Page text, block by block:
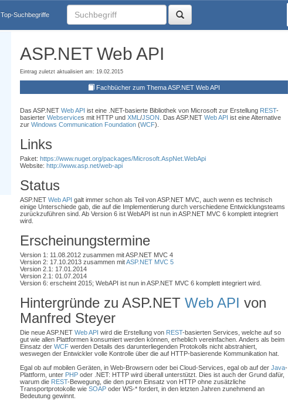
Top-Suchbegriffe
ASP.NET Web API
Eintrag zuletzt aktualisiert am: 19.02.2015
Fachbücher zum Thema ASP.NET Web API
Das ASP.NET Web API ist eine .NET-basierte Bibliothek von Microsoft zur Erstellung REST-
basierter Webservices mit HTTP und XML /JSON . Das ASP.NET Web API ist eine Alternative
zur Windows Communication Foundation(WCF).
Links
Paket: https://www.nuget.org/packages/Microsoft.AspNet.WebApi
Website: http://www.asp.net/web-api
Status
ASP.NET Web API galt immer schon als Teil von ASP.NET MVC, auch wenn es technisch
einige Unterschiede gab, die auf die Implementierung durch verschiedene Entwicklungsteams
zurückzuführen sind. Ab Version 6 ist WebAPI ist nun in ASP.NET MVC 6 komplett integriert
wird.
Erscheinungstermine
Version 1: 11.08.2012 zusammen mit ASP.NET MVC 4
Version 2: 17.10.2013 zusammen mitASP.NET MVC 5
Version 2.1: 17.01.2014
Version 2.1: 01.07.2014
Version 6: erscheint 2015; WebAPI ist nun in ASP.NET MVC 6 komplett integriert wird.
Hintergründe zu ASP.NET Web API von
Manfred Steyer
Die neue ASP.NET Web API wird die Erstellung von REST-basierten Services, welche auf so
gut wie allen Plattformen konsumiert werden können, erheblich vereinfachen. Anders als beim
Einsatz der WCFwerden Details des darunterliegenden Protokolls nicht abstrahiert,
weswegen der Entwickler volle Kontrolle über die auf HTTP-basierende Kommunikation hat.
Egal ob auf mobilen Geräten, in Web-Browsern oder bei Cloud-Services, egal ob auf der Java-
Plattform, unter PHPoder .NET: HTTP wird überall unterstützt. Dies ist auch der Grund dafür,
warum die REST-Bewegung, die den puren Einsatz von HTTP ohne zusätzliche
Transportprotokolle wie SOAPoder WS-* fordert, in den letzten Jahren zunehmend an
Bedeutung gewinnt.